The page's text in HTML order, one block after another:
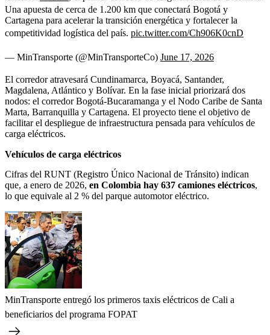
Una apuesta de cerca de 1.200 km que conectará Bogotá y
Cartagena para acelerar la transición energética y fortalecer la
competitividad logística del país. pic.twitter.com/Ch906K0cnD
— MinTransporte (@MinTransporteCo) June 17, 2026
El corredor atravesará Cundinamarca, Boyacá, Santander,
Magdalena, Atlántico y Bolívar. En la fase inicial priorizará dos
nodos: el corredor Bogotá-Bucaramanga y el Nodo Caribe de Santa
Marta, Barranquilla y Cartagena. El proyecto tiene el objetivo de
facilitar el despliegue de infraestructura pensada para vehículos de
carga eléctricos.
Vehículos de carga eléctricos
Cifras del RUNT (Registro Único Nacional de Tránsito) indican
que, a enero de 2026, en Colombia hay 637 camiones eléctricos,
lo que equivale al 2 % del parque automotor eléctrico.
MinTransporte entregó los primeros taxis eléctricos de Cali a
beneficiarios del programa FOPAT